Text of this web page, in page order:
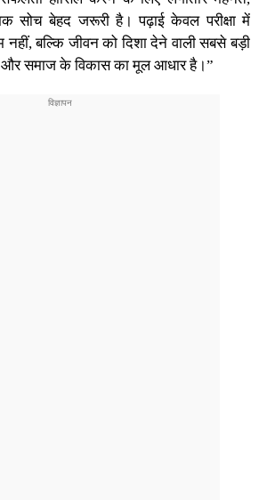
सोच बेहद जरूरी है। पढ़ाई केवल परीक्षा में
बल्कि जीवन को दिशा देने वाली सबसे बड़ी
और समाज के विकास का मूल आधार है।”